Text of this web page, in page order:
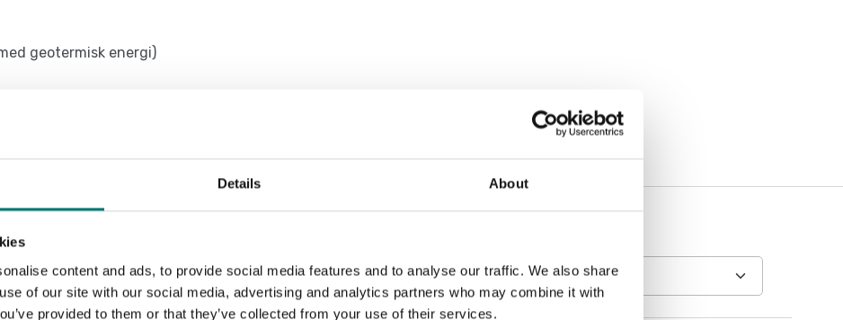
Details About
content and ads, to provide social media features and to analyse our traffic. We also share
of our site with our social media, advertising and analytics partners who may combine it with
provided to them or that they’ve collected from your use of their services.
geotermisk energi)
Sortera efter: